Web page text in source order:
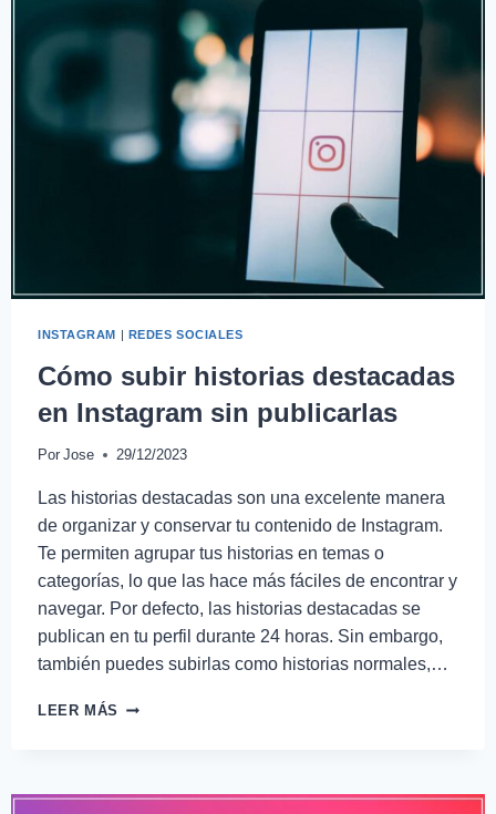
INSTAGRAM REDES SOCIALES
Cómo subir historias destacadas
en Instagram sin publicarlas
Por Jose 29/12/2023
Las historias destacadas son una excelente manera
de organizar y conservar tu contenido de Instagram.
Te permiten agrupar tus historias en temas o
categorías, lo que las hace más fáciles de encontrar y
navegar. Por defecto, las historias destacadas se
publican en tu perfil durante 24 horas. Sin embargo,
también puedes subirlas como historias normales,…
LEER MÁS